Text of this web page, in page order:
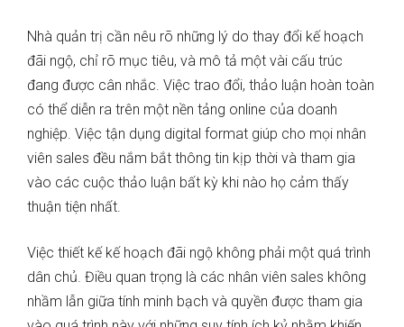
Nhà quản trị cần nêu rõ những lý do thay đổi kế hoạch
đãi ngộ, chỉ rõ mục tiêu, và mô tả một vài cấu trúc
đang được cân nhắc. Việc trao đổi, thảo luận hoàn toàn
có thể diễn ra trên một nền tảng online của doanh
nghiệp. Việc tận dụng digital format giúp cho mọi nhân
viên sales đều nắm bắt thông tin kịp thời và tham gia
vào các cuộc thảo luận bất kỳ khi nào họ cảm thấy
thuận tiện nhất.
Việc thiết kế kế hoạch đãi ngộ không phải một quá trình
dân chủ. Điều quan trọng là các nhân viên sales không
nhầm lẫn giữa tính minh bạch và quyền được tham gia